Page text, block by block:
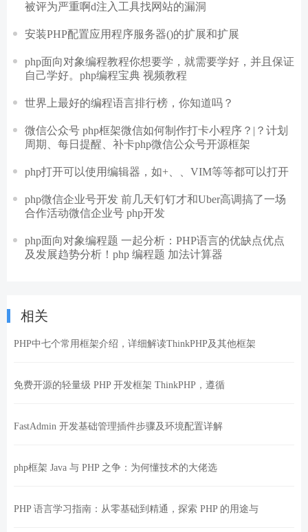
被评为严重啊d注入工具找网站的漏洞
安装PHP配置应用程序服务器()的扩展和扩展
php面向对象编程教程你想要学，就需要学好，并且保证
自己学好。php编程宝典 视频教程
世界上最好的编程语言排行榜，你知道吗？
微信公众号 php框架微信如何制作打卡小程序？|？计划
周期、每日提醒、补卡php微信公众号开源框架
php打开可以使用编辑器，如+、、VIM等等都可以打开
php微信企业号开发 前几天钉钉才和Uber高调搞了一场
合作活动微信企业号 php开发
php面向对象编程题 一起分析：PHP语言的优缺点优点
及发展趋势分析！php 编程题 加法计算器
相关
PHP中七个常用框架介绍，详细解读ThinkPHP及其他框架
免费开源的轻量级 PHP 开发框架 ThinkPHP，遵循
FastAdmin 开发基础管理插件步骤及环境配置详解
php框架 Java 与 PHP 之争：为何懂技术的大佬选
PHP 语言学习指南：从零基础到精通，探索 PHP 的用途与